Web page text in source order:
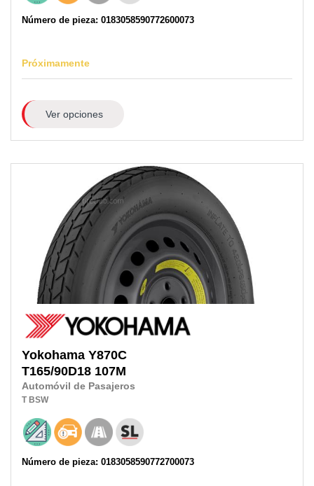
Número de pieza: 0183058590772600073
Próximamente
Ver opciones
Yokohama Y870C
T165/90D18 107M
Automóvil de Pasajeros
T BSW
Número de pieza: 0183058590772700073